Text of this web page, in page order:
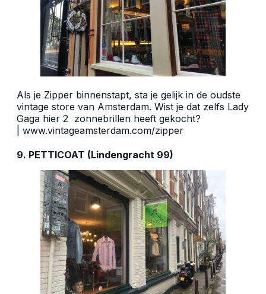
Als je Zipper binnenstapt, sta je gelijk in de oudste
vintage store van Amsterdam. Wist je dat zelfs Lady
Gaga hier 2 zonnebrillen heeft gekocht?
www.vintageamsterdam.com/zipper
9. PETTICOAT (Lindengracht 99)